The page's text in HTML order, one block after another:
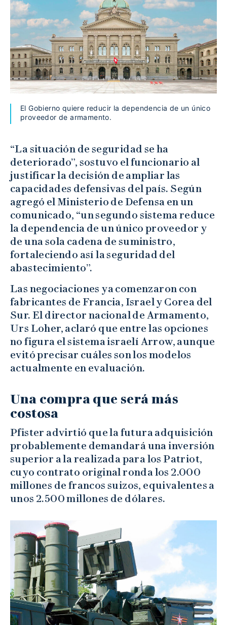
El Gobierno quiere reducir la dependencia de un único
proveedor de armamento.
“La situación de seguridad se ha
deteriorado”, sostuvo el funcionario al
justificar la decisión de ampliar las
capacidades defensivas del país. Según
agregó el Ministerio de Defensa en un
comunicado, “un segundo sistema reduce
la dependencia de un único proveedor y
de una sola cadena de suministro,
fortaleciendo así la seguridad del
abastecimiento”.
Las negociaciones ya comenzaron con
fabricantes de Francia, Israel y Corea del
Sur. El director nacional de Armamento,
Urs Loher, aclaró que entre las opciones
no figura el sistema israelí Arrow, aunque
evitó precisar cuáles son los modelos
actualmente en evaluación.
Una compra que será más
costosa
Pfister advirtió que la futura adquisición
probablemente demandará una inversión
superior a la realizada para los Patriot,
cuyo contrato original ronda los 2.000
millones de francos suizos, equivalentes a
unos 2.500 millones de dólares.